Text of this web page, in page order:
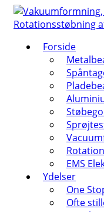
↓
Hop
hovedindhold
Forside
EMS
Ydelser
One
Ofte